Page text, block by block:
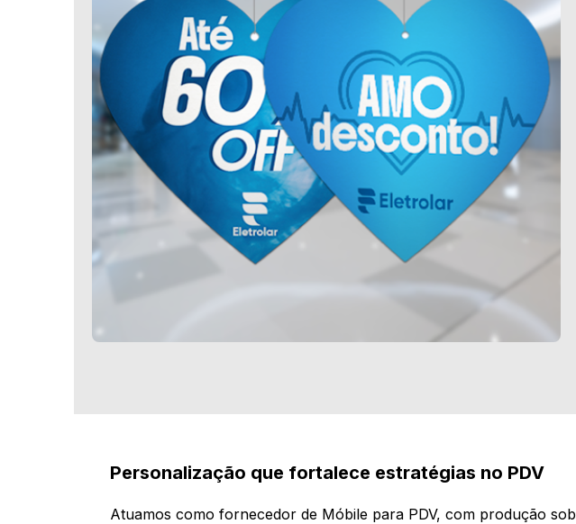
Personalização que fortalece estratégias no PDV
Atuamos como fornecedor de Móbile para PDV, com produção sob